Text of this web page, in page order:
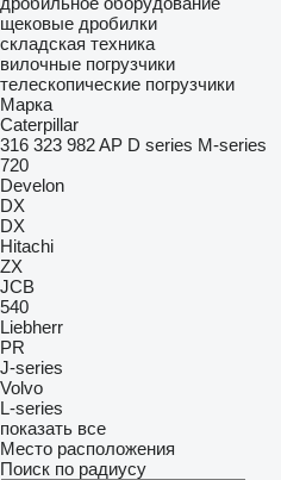
щековые дробилки
складская техника
вилочные погрузчики
телескопические погрузчики
Марка
Caterpillar
316 323 982AP D series M-series
720
Develon
DX
DX
Hitachi
ZX
JCB
540
Liebherr
PR
J-series
Volvo
L-series
показать все
Место расположения
Поиск по радиусу